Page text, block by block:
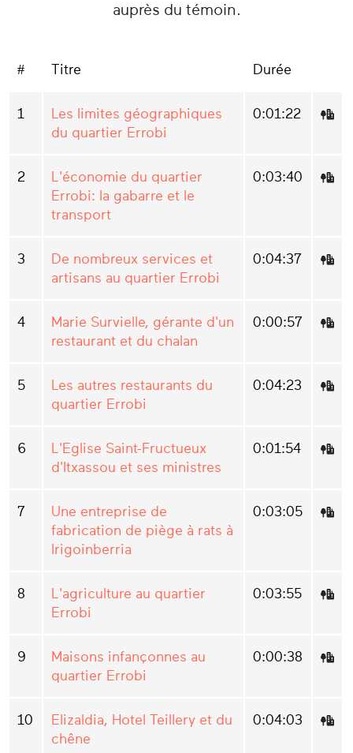
auprès du témoin.
# Titre Durée
1
Les limites géographiques
du quartier Errobi
0:01:22
2
L'économie du quartier
Errobi: la gabarre et le
transport
0:03:40
3
De nombreux services et
artisans au quartier Errobi
0:04:37
4
Marie Survielle, gérante d'un
restaurant et du chalan
0:00:57
5
Les autres restaurants du
quartier Errobi
0:04:23
6
L'Eglise Saint-Fructueux
d'Itxassou et ses ministres
0:01:54
7
Une entreprise de
fabrication de piège à rats à
Irigoinberria
0:03:05
8
L'agriculture au quartier
Errobi
0:03:55
9
Maisons infançonnes au
quartier Errobi
0:00:38
10
Elizaldia, Hotel Teillery et du
chêne
0:04:03